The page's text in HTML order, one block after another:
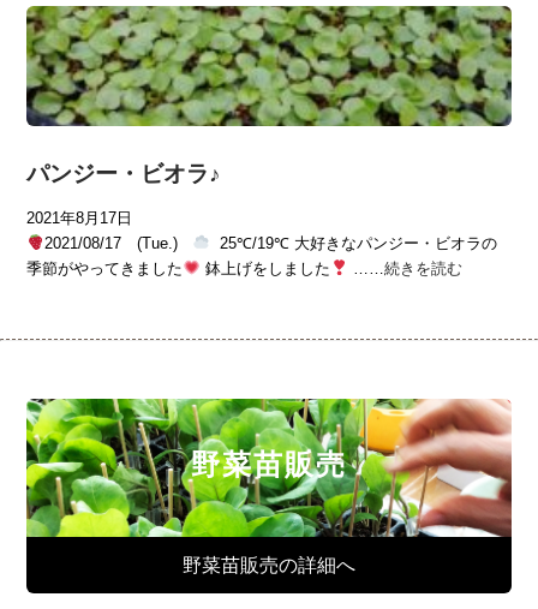
パンジー・ビオラ♪
2021年8月17日
2021/08/17 (Tue.)
25℃/19℃ 大好きなパンジー・ビオラの
季節がやってきました
鉢上げをしました 続きを読む
野菜苗販売
野菜苗販売の詳細へ